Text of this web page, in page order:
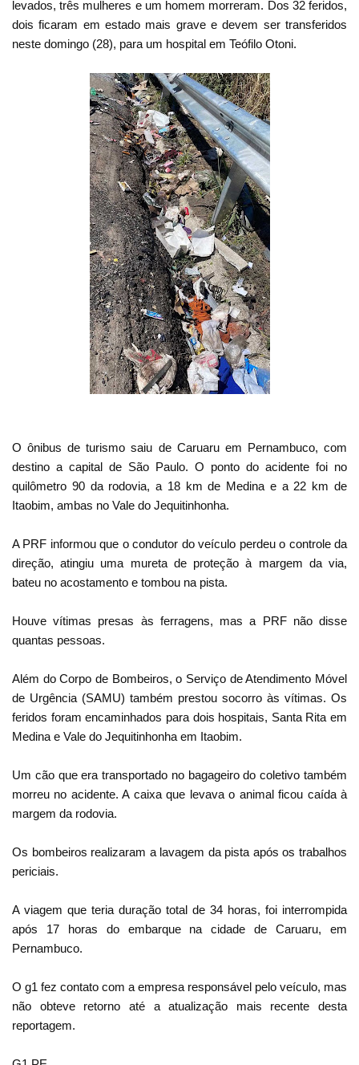
levados, três mulheres e um homem morreram. Dos 32 feridos,
dois ficaram em estado mais grave e devem ser transferidos
neste domingo (28), para um hospital em Teófilo Otoni.
O ônibus de turismo saiu de Caruaru em Pernambuco, com
destino a capital de São Paulo. O ponto do acidente foi no
quilômetro 90 da rodovia, a 18 km de Medina e a 22 km de
Itaobim, ambas no Vale do Jequitinhonha.
A PRF informou que o condutor do veículo perdeu o controle da
direção, atingiu uma mureta de proteção à margem da via,
bateu no acostamento e tombou na pista.
Houve vítimas presas às ferragens, mas a PRF não disse
quantas pessoas.
Além do Corpo de Bombeiros, o Serviço de Atendimento Móvel
de Urgência (SAMU) também prestou socorro às vítimas. Os
feridos foram encaminhados para dois hospitais, Santa Rita em
Medina e Vale do Jequitinhonha em Itaobim.
Um cão que era transportado no bagageiro do coletivo também
morreu no acidente. A caixa que levava o animal ficou caída à
margem da rodovia.
Os bombeiros realizaram a lavagem da pista após os trabalhos
periciais.
A viagem que teria duração total de 34 horas, foi interrompida
após 17 horas do embarque na cidade de Caruaru, em
Pernambuco.
O g1 fez contato com a empresa responsável pelo veículo, mas
não obteve retorno até a atualização mais recente desta
reportagem.